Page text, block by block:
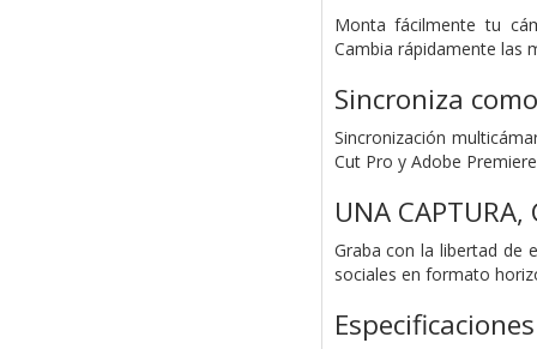
Monta fácilmente tu
Cambia rápidamente las
Sincroniza
Sincronización
Cut Pro y Adobe
UNA CAPTURA,
Graba con la libertad de
sociales en formato
Especificaciones